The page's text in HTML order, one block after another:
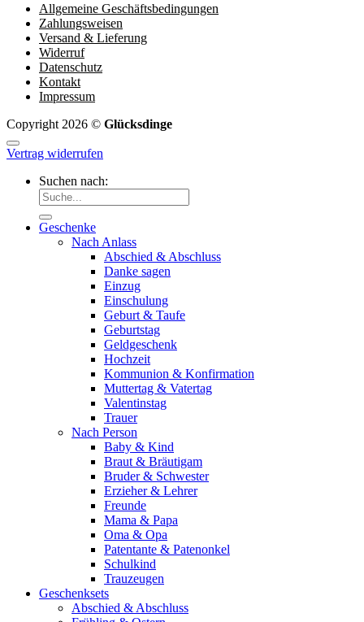
Allgemeine Geschäftsbedingungen
Zahlungsweisen
Versand & Lieferung
Widerruf
Datenschutz
Kontakt
Impressum
Copyright 2026 © Glücksdinge
Vertrag widerrufen
Suchen nach:
Geschenke
Nach Anlass
Abschied & Abschluss
Danke sagen
Einzug
Einschulung
Geburt & Taufe
Geburtstag
Geldgeschenk
Hochzeit
Kommunion & Konfirmation
Muttertag & Vatertag
Valentinstag
Trauer
Nach Person
Baby & Kind
Braut & Bräutigam
Bruder & Schwester
Erzieher & Lehrer
Freunde
Mama & Papa
Oma & Opa
Patentante & Patenonkel
Schulkind
Trauzeugen
Geschenksets
Abschied & Abschluss